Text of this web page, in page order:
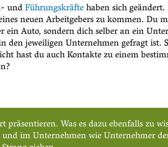
undFührungskräftehaben sich
neuen Arbeitgebers zu kommen. Du
ein Auto, sondern dich selber an ein
den jeweiligen Unternehmen gefragt ist.
hast du auch Kontakte zu einem
Was es dazu ebenfalls zu
im Unternehmen wie Unternehmer